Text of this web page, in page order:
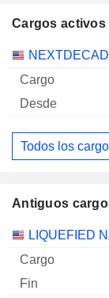
Cargos activos
Empresas
Todos los
Antiguos
Empresas
LIQUEFIED